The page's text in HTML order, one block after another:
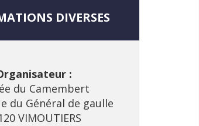
DIVERSES
:
du Camembert
du Général de gaulle
VIMOUTIERS